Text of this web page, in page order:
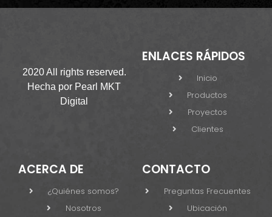
2020 All rights reserved.
Hecha por Pearl MKT
Digital
ENLACES RÁPIDOS
Inicio
Productos
Proyectos
Clientes
ACERCA DE
¿Quiénes somos?
Nosotros
CONTACTO
Preguntas Frecuentes
Ubicación